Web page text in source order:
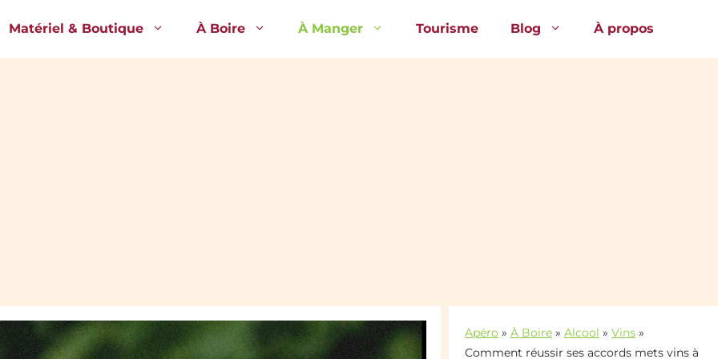
Matériel & Boutique À Boire À Manger Tourisme Blog À propos
Apéro » À Boire » Alcool » Vins »
Comment réussir ses accords mets vins à